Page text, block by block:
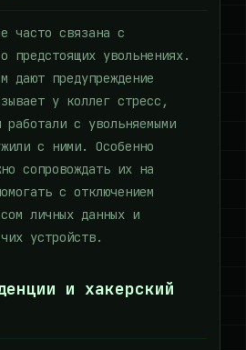
часто связана с
предстоящих увольнениях.
дают предупреждение
у коллег стресс,
с увольняемыми
с ними. Особенно
сопровождать их на
с отключением
личных данных и
устройств.
и хакерский